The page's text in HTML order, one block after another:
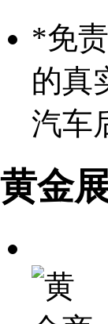
*免
的真
汽车
黄金